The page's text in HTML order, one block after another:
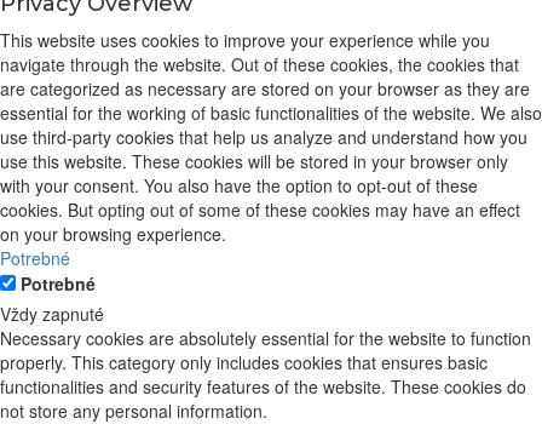
This website uses cookies to improve your experience while you
navigate through the website. Out of these cookies, the cookies that
are categorized as necessary are stored on your browser as they are
essential for the working of basic functionalities of the website. We also
use third-party cookies that help us analyze and understand how you
use this website. These cookies will be stored in your browser only
with your consent. You also have the option to opt-out of these
cookies. But opting out of some of these cookies may have an effect
on your browsing experience.
Potrebné
Potrebné
Vždy zapnuté
Necessary cookies are absolutely essential for the website to function
properly. This category only includes cookies that ensures basic
functionalities and security features of the website. These cookies do
not store any personal information.